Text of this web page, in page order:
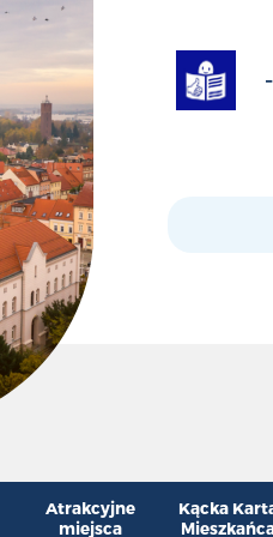
Zmniejsz
Przywróć
Atrakcyjne
miejsca
Kącka